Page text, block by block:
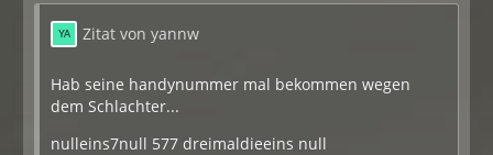
Zitat von yannw
Hab seine handynummer mal bekommen wegen
dem Schlachter...
nulleins7null 577 dreimaldieeins null